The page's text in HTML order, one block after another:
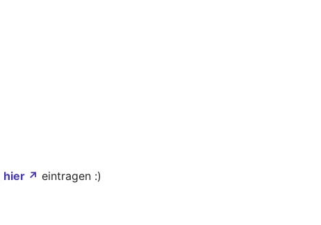
hier ↗ eintragen :)